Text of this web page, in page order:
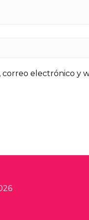
electrónico y